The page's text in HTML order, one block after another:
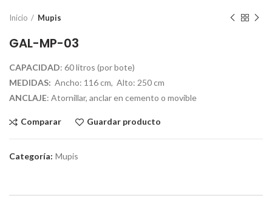
Inicio Mupis
GAL-MP-03
CAPACIDAD: 60 litros (por bote)
MEDIDAS: Ancho: 116 cm, Alto: 250 cm
ANCLAJE: Atornillar, anclar en cemento o movible
Comparar Guardar producto
Categoría: Mupis